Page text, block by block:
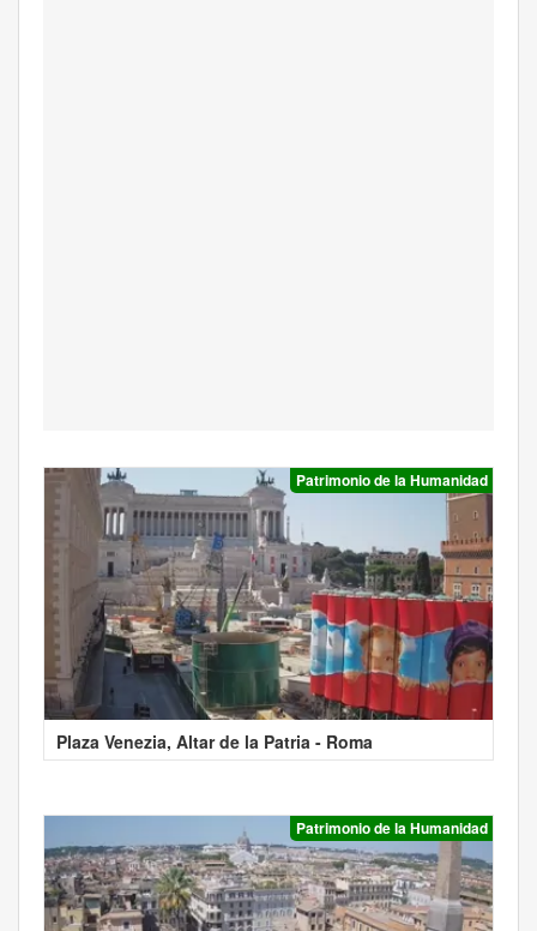
Patrimonio de la Humanidad
Plaza Venezia, Altar de la Patria - Roma
Patrimonio de la Humanidad